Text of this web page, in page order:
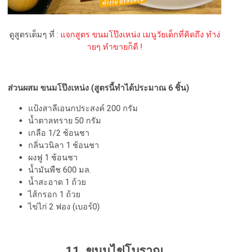
ดูสูตรเต็มๆ ที่ : แจกสูตร ขนมโป๊งเหน่ง เมนูวัยเด็กที่คิดถึง ทำง่
ายๆ ทำขายก็ดี !
ส่วนผสม ขนมโป๊งเหน่ง (สูตรนี้ทำได้ประมาณ 6 ชิ้น)
แป้งสาลีเอนกประสงค์ 200 กรัม
น้ำตาลทราย 50 กรัม
เกลือ 1/2 ช้อนชา
กลิ่นวนิลา 1 ช้อนชา
ผงฟู 1 ช้อนชา
น้ำมันพืช 600 มล.
น้ำสะอาด 1 ถ้วย
ไส้กรอก 1 ถ้วย
ไข่ไก่ 2 ฟอง (เบอร์0)